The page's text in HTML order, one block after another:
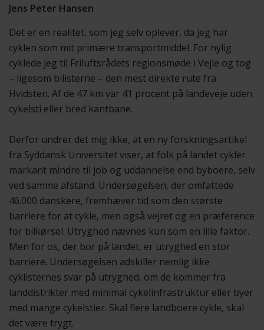
Jens Peter Hansen
Det er en realitet, som jeg selv oplever, da jeg har
cyklen som mit primære transportmiddel. For nylig
cyklede jeg til Friluftsrådets regionsmøde i Vejle og tog
– ligesom bilisterne – den mest direkte rute fra
Hvidsten. Af de 47 km var 41 procent på landeveje uden
cykelsti eller bred kantbane.
Derfor undrer det mig ikke, at en ny forskningsartikel
fra Syddansk Universitet viser, at folk på landet cykler
markant mindre til job og uddannelse end byboere, selv
ved samme afstand. Undersøgelsen, der omfattede
46.000 danskere, fremhæver tid som den største
barriere for at cykle, men også vejret og en præference
for bilkørsel. Utryghed nævnes kun som en lille faktor.
Men for os, der bor på landet, er utryghed en stor
barriere. Undersøgelsen adskiller nemlig ikke
cyklisternes svar på utryghed, om de kommer fra
landdistrikter med minimal cykelinfrastruktur eller byer
med mange cykelstier. Skal flere landboere cykle, skal
det være trygt.